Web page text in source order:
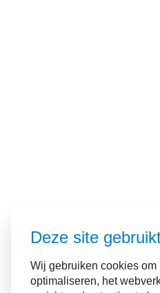
Deze site
Wij gebruiken cookies
optimaliseren, het